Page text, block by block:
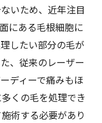
いため、近年注目
にある毛根細胞に
したい部分の毛が
、従来のレーザー
ディーで痛みもほ
くの毛を処理でき
術する必要があり